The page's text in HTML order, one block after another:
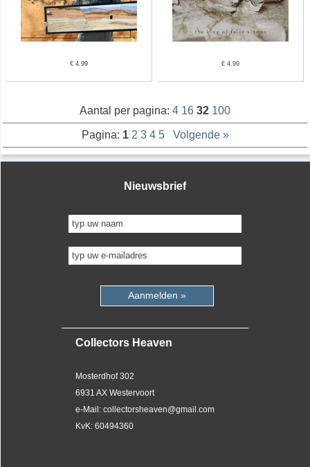
€ 4.99 € 4.99
Aantal per pagina: 4 16 32 100
Pagina: 1 2 3 4 5 Volgende »
Nieuwsbrief
Aanmelden »
Collectors Heaven
Mosterdhof 302
6931 AX Westervoort
e-Mail: collectorsheaven@gmail.com
KvK: 60494360